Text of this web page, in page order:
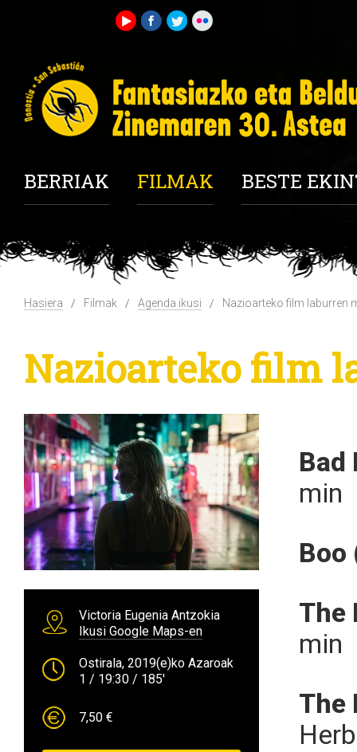
BERRIAK FILMAK BESTE
Hasiera Filmak Agenda ikusi Nazioarteko film laburren
Nazioarteko film
Victoria Eugenia Antzokia
Ikusi Google Maps-en
Ostirala, 2019(e)ko Azaroak
1 / 19:30 / 185'
7,50 €
Bad
min
Boo
The
min
The